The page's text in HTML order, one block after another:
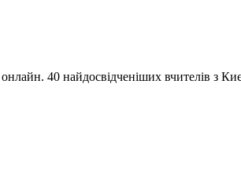
40 найдосвідченіших вчителів з